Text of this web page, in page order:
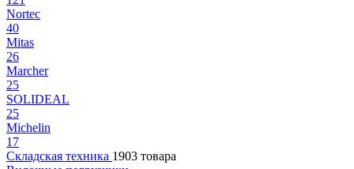
Nortec
40
Mitas
26
Marcher
25
SOLIDEAL
25
Michelin
17
Складская техника 1903 товара